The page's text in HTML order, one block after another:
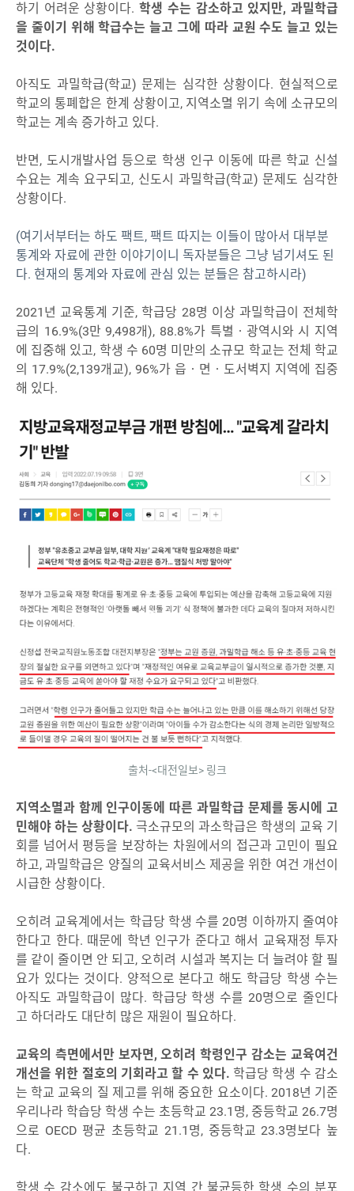
하기 어려운 상황이다.학생 수는 감소하고 있지만, 과밀학급
을 줄이기 위해 학급수는 늘고 그에 따라 교원 수도 늘고 있는
것이다.
아직도 과밀학급(학교) 문제는 심각한 상황이다. 현실적으로
학교의 통폐합은 한계 상황이고, 지역소멸 위기 속에 소규모의
학교는 계속 증가하고 있다.
반면, 도시개발사업 등으로 학생 인구 이동에 따른 학교 신설
수요는 계속 요구되고, 신도시 과밀학급(학교) 문제도 심각한
상황이다.
(여기서부터는 하도 팩트, 팩트 따지는 이들이 많아서 대부분
통계와 자료에 관한 이야기이니 독자분들은 그냥 넘기셔도 된
다. 현재의 통계와 자료에 관심 있는 분들은 참고하시라)
2021년 교육통계 기준, 학급당 28명 이상 과밀학급이 전체학
급의 16.9%(3만 9,498개), 88.8%가 특별‧광역시와 시 지역
에 집중해 있고, 학생 수 60명 미만의 소규모 학교는 전체 학교
의 17.9%(2,139개교), 96%가 읍‧면‧도서벽지 지역에 집중
해 있다.
출처-<대전일보> 링크
지역소멸과 함께 인구이동에 따른 과밀학급 문제를 동시에 고
민해야 하는 상황이다. 극소규모의 과소학급은 학생의 교육 기
회를 넘어서 평등을 보장하는 차원에서의 접근과 고민이 필요
하고, 과밀학급은 양질의 교육서비스 제공을 위한 여건 개선이
시급한 상황이다.
오히려 교육계에서는 학급당 학생 수를 20명 이하까지 줄여야
한다고 한다. 때문에 학년 인구가 준다고 해서 교육재정 투자
를 같이 줄이면 안 되고, 오히려 시설과 복지는 더 늘려야 할 필
요가 있다는 것이다. 양적으로 본다고 해도 학급당 학생 수는
아직도 과밀학급이 많다. 학급당 학생 수를 20명으로 줄인다
고 하더라도 대단히 많은 재원이 필요하다.
교육의 측면에서만 보자면, 오히려 학령인구 감소는 교육여건
개선을 위한 절호의 기회라고 할 수 있다. 학급당 학생 수 감소
는 학교 교육의 질 제고를 위해 중요한 요소이다. 2018년 기준
우리나라 학습당 학생 수는 초등학교 23.1명, 중등학교 26.7명
으로 OECD 평균 초등학교 21.1명, 중등학교 23.3명보다 높
다.
학생 수 감소에도 불구하고 지역 간 불균등한 학생 수의 분포